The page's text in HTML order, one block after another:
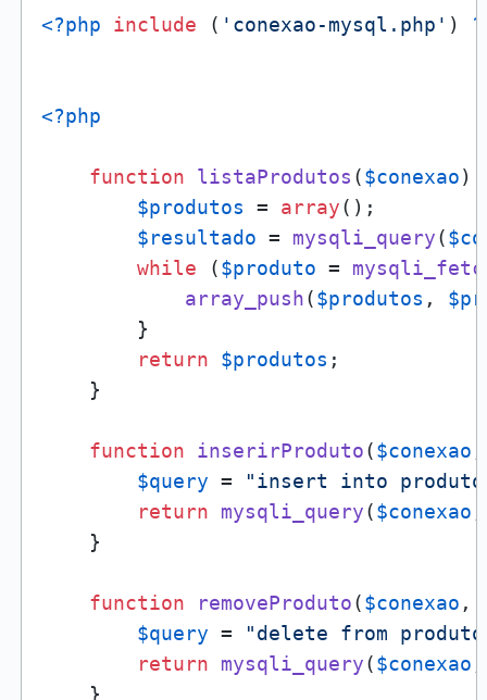
<?php include ( 'conexao-mysql.php' )
<?php
function listaProdutos ($conexao)
$produtos = array();
$resultado = mysqli_query(
while ($produto =
array_push($produtos ,
        }
return
$produtos ;
    }
function inserirProduto($conexao
$query =
"insert into
return
mysqli_query($conexao
    }
function removeProduto($conexao ,
$query =
"delete from
return
mysqli_query($conexao